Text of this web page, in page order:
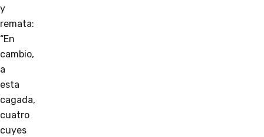
y
remata:
“En
cambio,
a
esta
cagada,
cuatro
cuyes